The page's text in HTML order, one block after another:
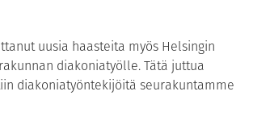
uusia haasteita myös Helsingin
diakoniatyölle. Tätä juttua
diakoniatyöntekijöitä seurakuntamme